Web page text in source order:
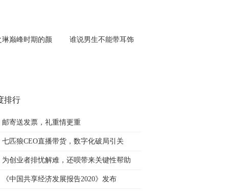
琳巅峰时期的颜 谁说男生不能带耳饰
排行
邮寄送发票，礼重情更重
七匹狼CEO直播带货，数字化破局引关
为创业者排忧解难，还呗带来关键性帮助
《中国共享经济发展报告2020》发布